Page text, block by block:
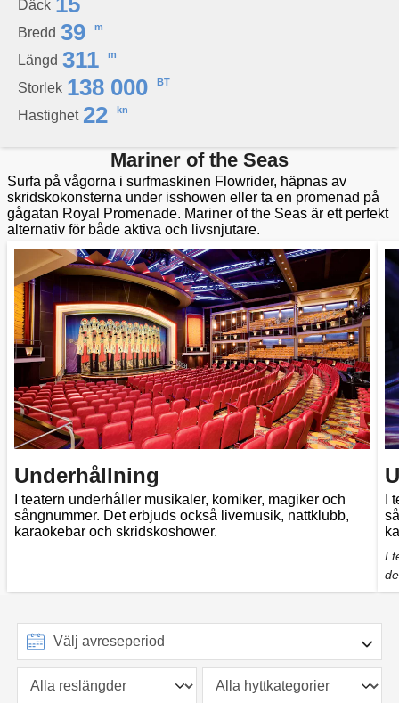
Däck
Bredd 39 m
Längd 311 m
Storlek 138 000 BT
Hastighet 22 kn
Mariner of the Seas
Surfa på vågorna i surfmaskinen Flowrider, häpnas av
skridskokonsterna under isshowen eller ta en promenad på
gågatan Royal Promenade. Mariner of the Seas är ett perfekt
alternativ för både aktiva och livsnjutare.
Underhållning
I teatern underhåller musikaler, komiker, magiker och
sångnummer. Det erbjuds också livemusik, nattklubb,
karaokebar och skridskoshower.
I
I